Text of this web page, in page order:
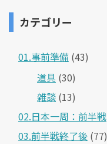
カテゴリー
01.事前準備 (43)
道具 (30)
雑談 (13)
02.日本一周：前半戦
03.前半戦終了後 (77)